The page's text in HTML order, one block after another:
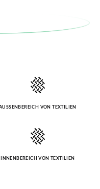
VON TEXTILIEN
INNENBEREICH VON TEXTILIEN